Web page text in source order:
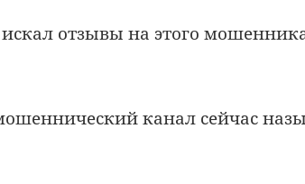
отзывы на этого
канал сейчас